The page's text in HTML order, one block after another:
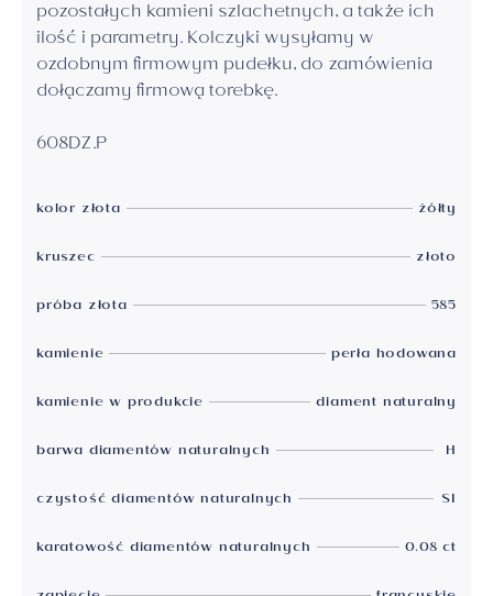
pozostałych kamieni szlachetnych, a także ich
ilość i parametry. Kolczyki wysyłamy w
ozdobnym firmowym pudełku, do zamówienia
dołączamy firmową torebkę.
608DZ.P
kolor złota
żółty
kruszec
złoto
próba złota
585
kamienie
perła hodowana
kamienie w produkcie
diament naturalny
barwa diamentów naturalnych
H
czystość diamentów naturalnych
SI
karatowość diamentów naturalnych
0.08 ct